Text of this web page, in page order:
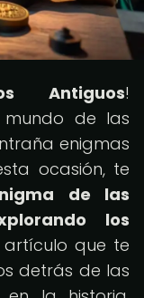
Antiguos!
mundo de las
enigmas
ocasión, te
de las
los
artículo que te
detrás de las